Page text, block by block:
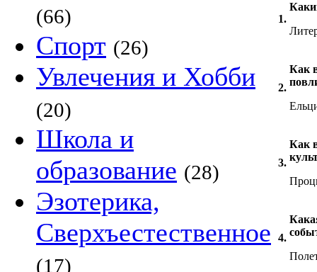
(66)
Спорт (26)
Увлечения и Хобби
(20)
Школа и
образование (28)
Эзотерика,
Сверхъестественное
(17)
1.
2.
Как
3.
Как
4.